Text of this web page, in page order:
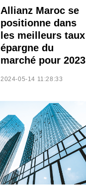
Allianz Maroc se
positionne dans
les meilleurs taux
épargne du
marché pour 2023
2024-05-14 11:28:33